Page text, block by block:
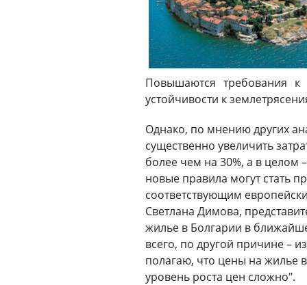
Повышаются требования к
устойчивости к
Однако, по мнению других
существенно увеличить
более чем на 30%, а в целом
новые правила могут стать
соответствующим
Светлана Димова,
жилье в Болгарии в
всего, по другой причине –
полагаю, что цены на жилье
уровень роста цен сложно".